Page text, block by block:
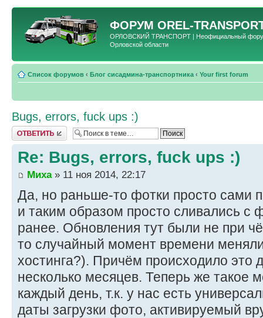
ФОРУМ OREL-
ОРЛОВСКИЙ ТРАНСПОРТ | Неофициальный форум
Орловской области
Список форумов ‹ Блог сисадмина-транспортника ‹ Your first forum
Bugs, errors, fuck ups :)
Ответить
Re: Bugs, errors, fuck ups :)
Миха» 11 ноя 2014, 22:17
Да, но раньше-то фотки просто сами
и таким образом просто сливались с
ранее. Обновления тут были не при
то случайный момент времени меняли
хостинга?). Причём происходило это
несколько месяцев. Теперь же такое
каждый день, т.к. у нас есть
даты загрузки фото, активируемый